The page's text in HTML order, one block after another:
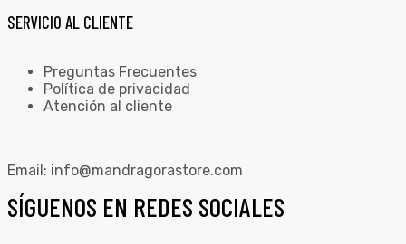
SERVICIO AL CLIENTE
Preguntas Frecuentes
Política de privacidad
Atención al cliente
Email: info@mandragorastore.com
SÍGUENOS EN REDES SOCIALES